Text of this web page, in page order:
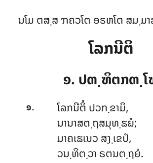
ນໂມ ຕສ຺ສ ຠຄວໂຕ ອຣຫໂຕ ສມ຺
ໂລກນີຕິ
໑. ປຓ຺ຑິຕກຓ຺ໂ
໑. ໂລກນີຕິໍ ປວກ຺ຂາມິ,
ນານາສຕ຺ຖສມຸທ຺ຘຏໍ;
ມາຄເຘເນວ ສງ຺ເຂປໍ,
ວນ຺ທິຕ຺ວາ ຣຕນຕ຺ຖຍໍ.